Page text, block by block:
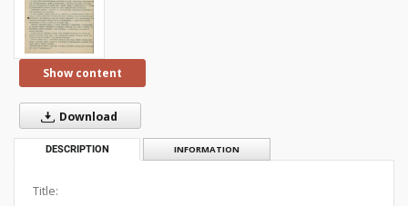
Show content
Download
DESCRIPTION INFORMATION
Title: